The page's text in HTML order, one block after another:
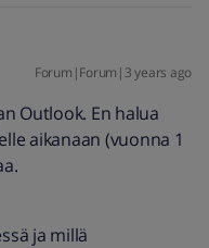
Forum|Forum|3 years ago
Outlook. En halua
aikanaan (vuonna 1
ja millä